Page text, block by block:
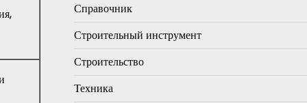
Справочник
Строительный инструмент
Строительство
Техника